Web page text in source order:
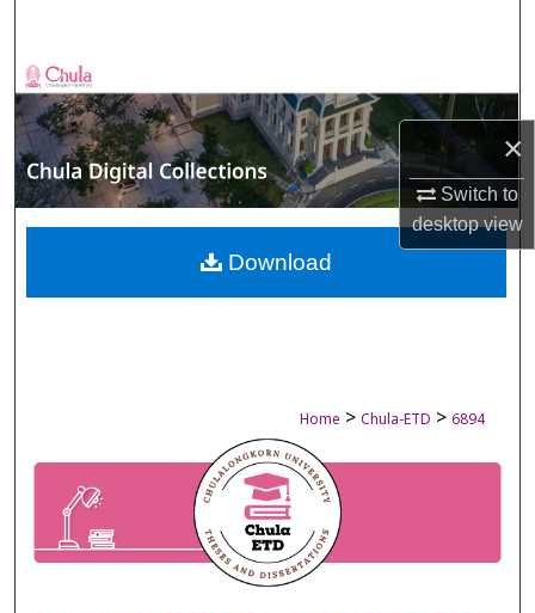
×
Switch to
desktopview
Browse Collections
My Account
About
Digital Commons Network™
Home > Chula-ETD > 6894
Download